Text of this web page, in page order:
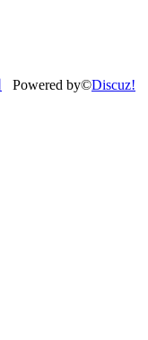
Powered by©Discuz!